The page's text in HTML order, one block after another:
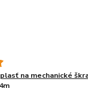
na mechanické